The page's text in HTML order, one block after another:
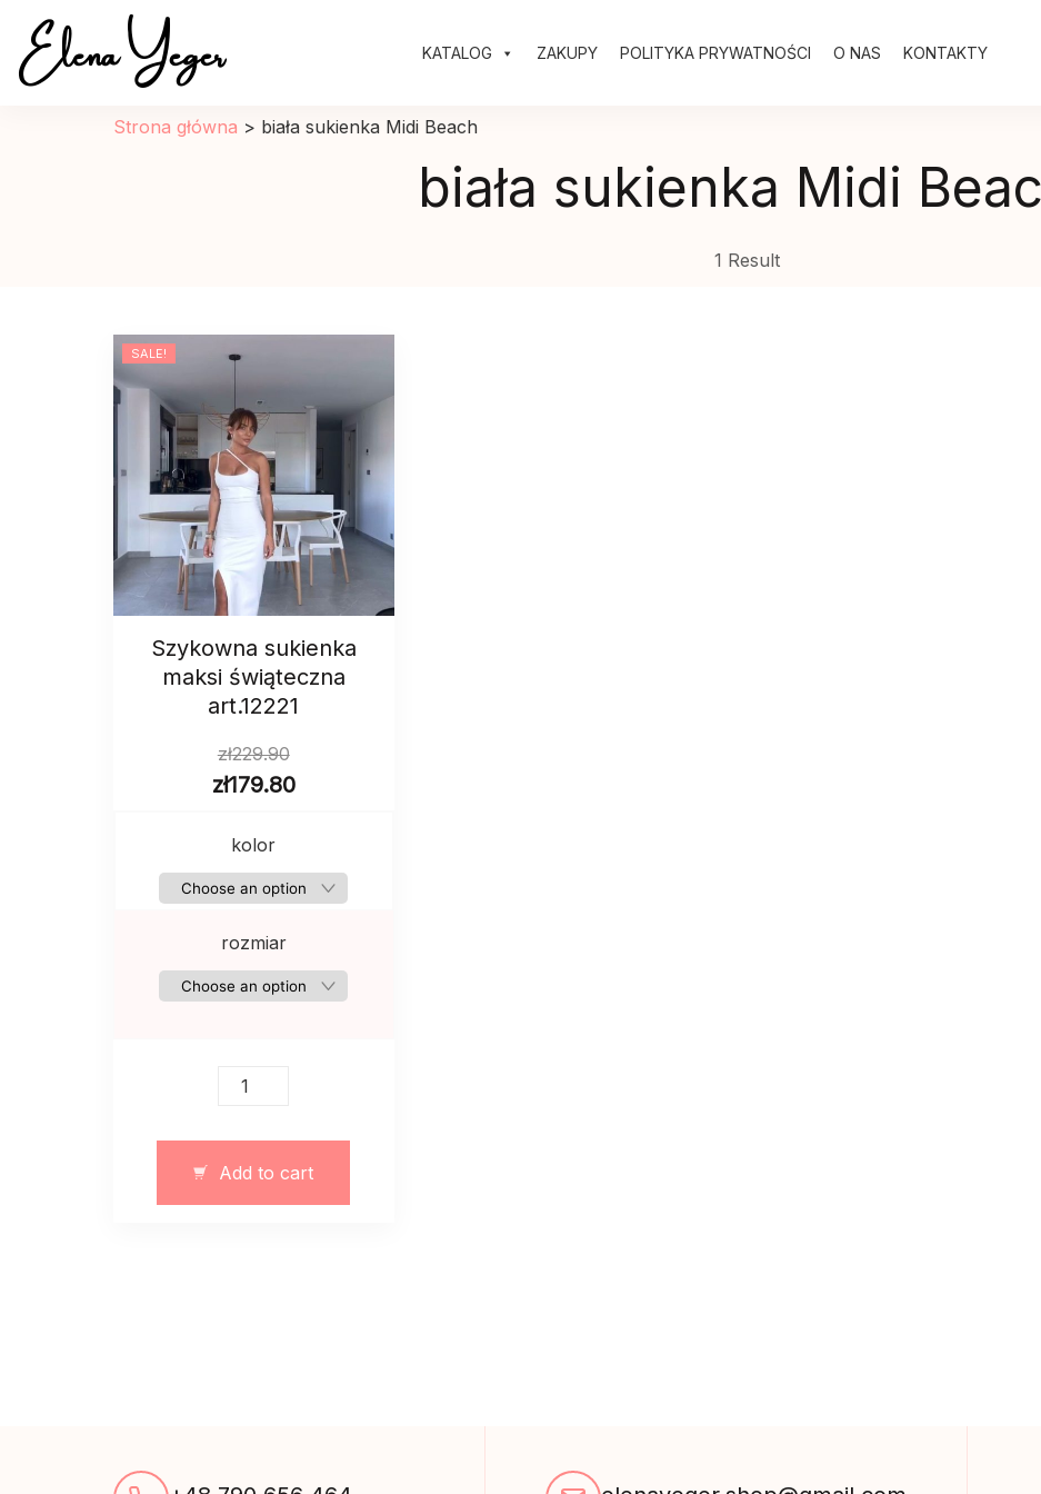
Elena Yeger
Sklep internetowy odziez damska
KATALOG ZAKUPY POLITYKA PRYWATNOŚCI O NAS KONTAKTY
Strona główna > biała sukienka Midi Beach
biała sukienka Midi
1 Result
SALE!
Szykowna sukienka
maksi świąteczna
art.12221
zł229.90
zł179.80
kolor
rozmiar
Szykowna
art.12221
quantity
Add to cart